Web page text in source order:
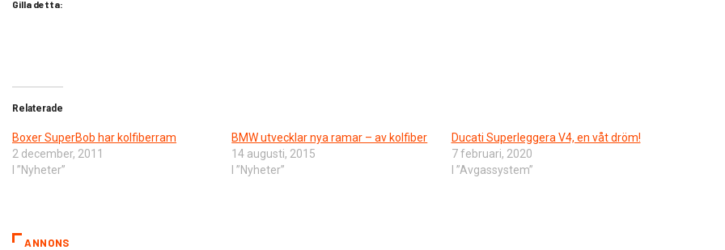
Gilla detta:
Relaterade
Boxer SuperBob har kolfiberram
2 december, 2011
I ”Nyheter”
BMW utvecklar nya ramar – av kolfiber
14 augusti, 2015
I ”Nyheter”
Ducati Superleggera V4, en våt dröm!
7 februari, 2020
I ”Avgassystem”
ANNONS